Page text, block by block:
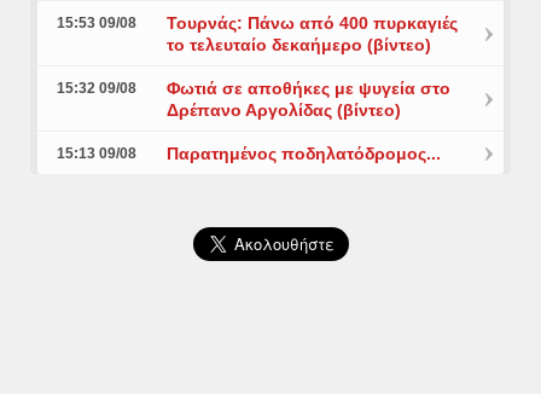
15:53 09/08
Τουρνάς: Πάνω από 400 πυρκαγιές
το τελευταίο δεκαήμερο (βίντεο)
15:32 09/08
Φωτιά σε αποθήκες με ψυγεία στο
Δρέπανο Αργολίδας (βίντεο)
15:13 09/08 Παρατημένος ποδηλατόδρομος...